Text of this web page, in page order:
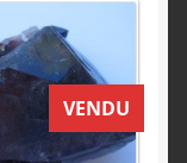
VENDU